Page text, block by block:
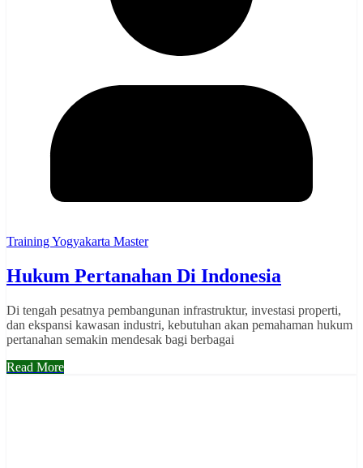
Training Yogyakarta Master
Hukum Pertanahan Di Indonesia
Di tengah pesatnya pembangunan infrastruktur, investasi properti,
dan ekspansi kawasan industri, kebutuhan akan pemahaman hukum
pertanahan semakin mendesak bagi berbagai
Read More